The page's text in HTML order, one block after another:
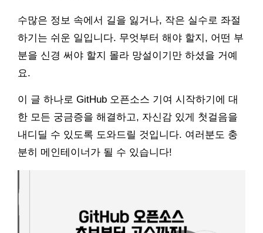
수많은 정보 속에서 길을 잃거나, 작은 실수로 좌절
하기는 쉬운 일입니다. 무엇부터 해야 할지, 어떤 부
분을 신경 써야 할지 몰라 망설이기만 하셨을 거예
요.
이 글 하나로 GitHub 오픈소스 기여 시작하기에 대
한 모든 궁금증을 해결하고, 자신감 있게 첫걸음을
내디딜 수 있도록 도와드릴 것입니다. 여러분도 충
분히 메인테이너가 될 수 있습니다!